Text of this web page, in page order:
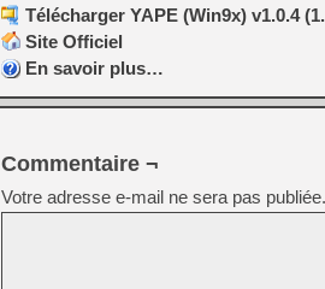
Télécharger YAPE (Win9x) v1.0.4
Site Officiel
En savoir plus…
Commentaire ¬
Votre adresse e-mail ne sera pas publiée.